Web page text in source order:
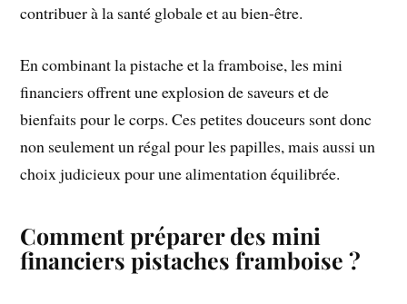
contribuer à la santé globale et au bien-être.
En combinant la pistache et la framboise, les mini
financiers offrent une explosion de saveurs et de
bienfaits pour le corps. Ces petites douceurs sont donc
non seulement un régal pour les papilles, mais aussi un
choix judicieux pour une alimentation équilibrée.
Comment préparer des mini
financiers pistaches framboise ?